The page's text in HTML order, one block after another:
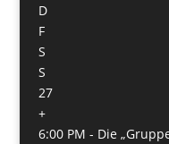
D
F
S
S
27
+
6:00 PM - Die